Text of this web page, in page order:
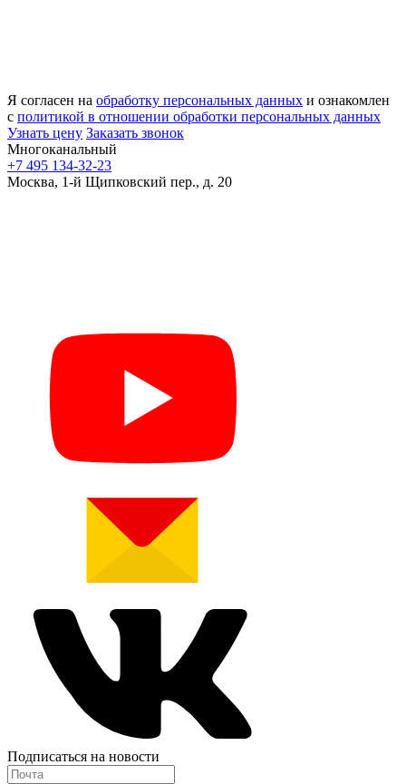
Я согласен на обработку персональных данных и ознакомлен
с политикой в отношении обработки персональных данных
Узнать цену Заказать звонок
Многоканальный
+7 495 134-32-23
Москва, 1-й Щипковский пер., д. 20
Подписаться на новости